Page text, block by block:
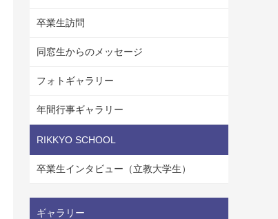
卒業生訪問
同窓生からのメッセージ
フォトギャラリー
年間行事ギャラリー
RIKKYO SCHOOL
卒業生インタビュー（立教大学生）
ギャラリー